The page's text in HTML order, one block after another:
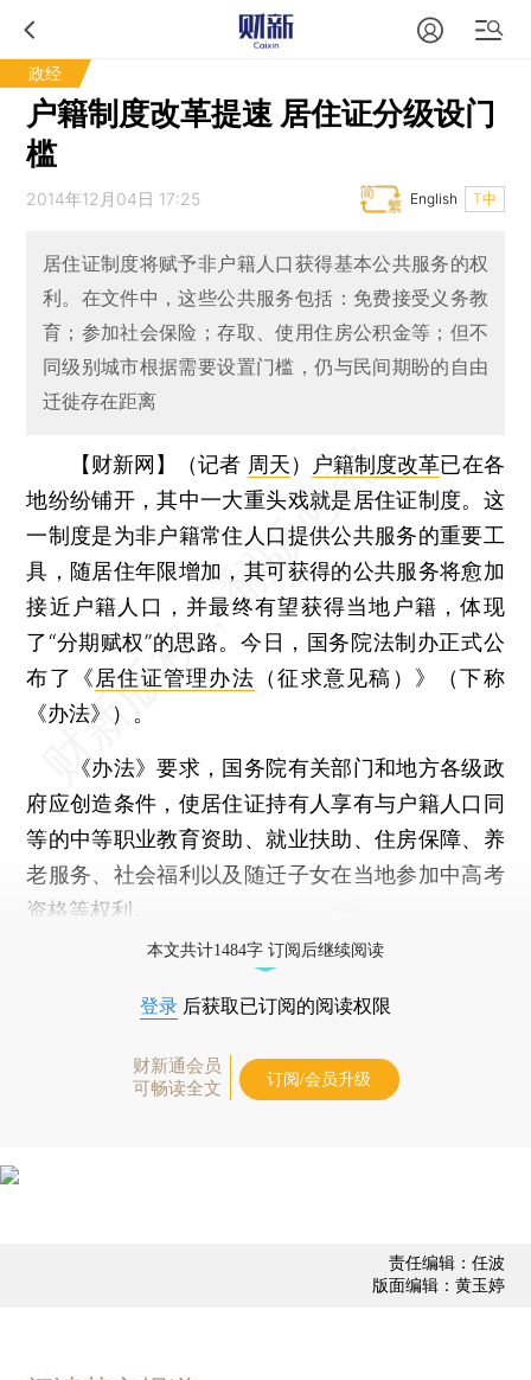
政经
户籍制度改革提速 居住证分级设门
槛
2014年12月04日 17:25 T中
English
居住证制度将赋予非户籍人口获得基本公共服务的权
利。在文件中，这些公共服务包括：免费接受义务教
育；参加社会保险；存取、使用住房公积金等；但不
同级别城市根据需要设置门槛，仍与民间期盼的自由
迁徙存在距离
【财新网】（记者 周天） 户籍制度改革已在各
地纷纷铺开，其中一大重头戏就是居住证制度。这
一制度是为非户籍常住人口提供公共服务的重要工
具，随居住年限增加，其可获得的公共服务将愈加
接近户籍人口，并最终有望获得当地户籍，体现
了“分期赋权”的思路。今日，国务院法制办正式公
布了《居住证管理办法 （征求意见稿）》（下称
《办法》）。
《办法》要求，国务院有关部门和地方各级政
府应创造条件，使居住证持有人享有与户籍人口同
等的中等职业教育资助、就业扶助、住房保障、养
老服务、社会福利以及随迁子女在当地参加中高考
资格等权利。
本文共计1484字 订阅后继续阅读
登录 后获取已订阅的阅读权限
财新通会员
可畅读全文
订阅/会员升级
责任编辑：任波
版面编辑：黄玉婷